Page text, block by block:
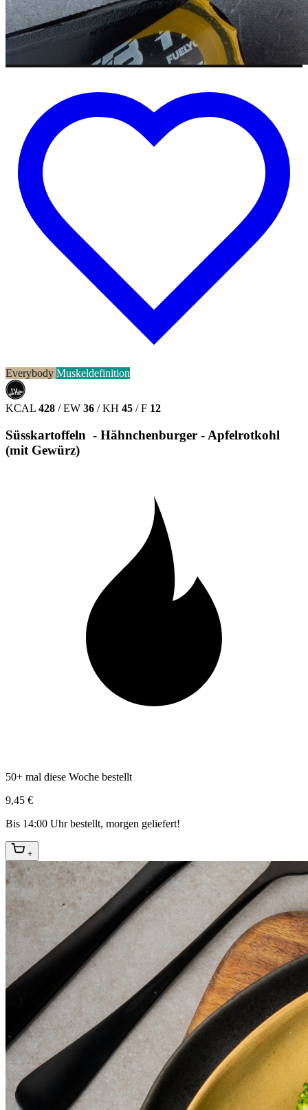
Everybody Muskeldefinition
حلال
HALAL
KCAL 428 / EW 36 / KH 45 / F 12
Süsskartoffeln - Hähnchenburger - Apfelrotkohl
(mit Gewürz)
50+ mal diese Woche bestellt
9,45 €
Bis 14:00 Uhr bestellt, morgen geliefert!
+